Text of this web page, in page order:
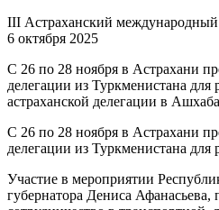
III Астраханский
6 октября 2025
С 26 по 28 ноября в Астрахани
делегации из Туркменистана
астраханской делегации в
С 26 по 28 ноября в Астрахани
делегации из Туркменистана
Участие в мероприятии
губернатора Дениса